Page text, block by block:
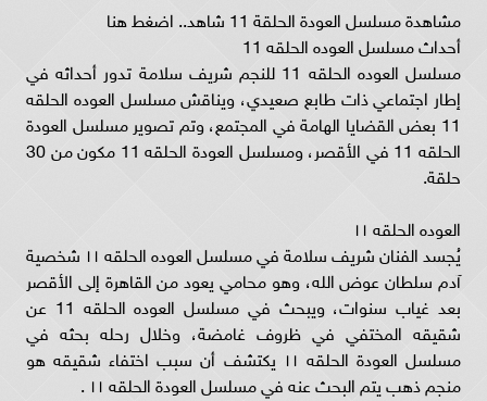
مشاهدة مسلسل العودة الحلقة 11 شاهد.. اضغط هنا
أحداث مسلسل العوده الحلقه 11
مسلسل العوده الحلقه 11 للنجم شريف سلامة تدور أحداثه في
إطار اجتماعي ذات طابع صعيدي، ويناقش مسلسل العوده الحلقه
11 بعض القضايا الهامة في المجتمع، وتم تصوير مسلسل العودة
الحلقه 11 في الأقصر، ومسلسل العودة الحلقه 11 مكون من 30
حلقة.
العوده الحلقه ١١
يُجسد الفنان شريف سلامة في مسلسل العوده الحلقه ١١ شخصية
آدم سلطان عوض الله، وهو محامي يعود من القاهرة إلى الأقصر
بعد غياب سنوات، ويبحث في مسلسل العوده الحلقه 11 عن
شقيقه المختفي في ظروف غامضة، وخلال رحله بحثه في
مسلسل العودة الحلقه ١١ يكتشف أن سبب اختفاء شقيقه هو
منجم ذهب يتم البحث عنه في مسلسل العودة الحلقه ١١ .